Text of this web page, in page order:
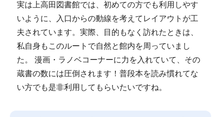
実は上高田図書館では、初めての方でも利用しやす
いように、入口からの動線を考えてレイアウトが工
夫されています。実際、目的もなく訪れたときは、
私自身もこのルートで自然と館内を周っていまし
た。 漫画・ラノベコーナーに力を入れていて、その
蔵書の数には圧倒されます！普段本を読み慣れてな
い方でも是非利用してもらいたいですね。